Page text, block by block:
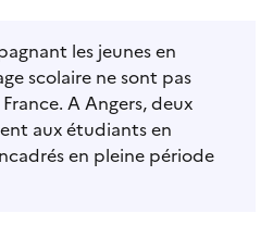
les jeunes en
scolaire ne sont pas
A Angers, deux
aux étudiants en
en pleine période